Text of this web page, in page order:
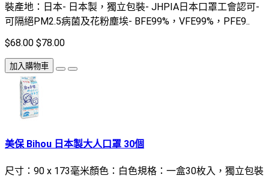
裝產地：日本- 日本製，獨立包裝- JHPIA日本口罩工會認可-
可隔絕PM2.5病菌及花粉塵埃- BFE99%，VFE99%，PFE9..
$68.00 $78.00
加入購物車
美保 Bihou 日本製大人口罩 30個
尺寸：90 x 173毫米顏色：白色規格：一盒30枚入，獨立包裝